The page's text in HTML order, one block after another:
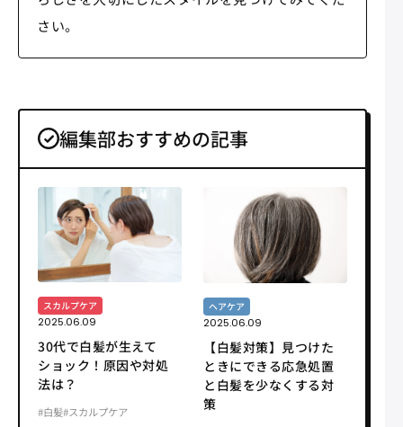
さい。
編集部おすすめの記事
スカルプケア
2025.06.09
30代で白髪が生えて
ショック！原因や対処
法は？
#白髪#スカルプケア
ヘアケア
2025.06.09
【白髪対策】見つけた
ときにできる応急処置
と白髪を少なくする対
策